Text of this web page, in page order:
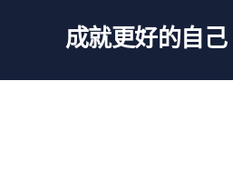
成就更好的自己